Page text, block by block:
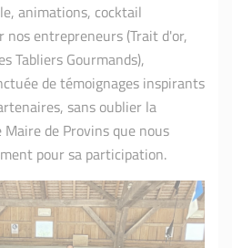
animations, cocktail
nos entrepreneurs (Trait d'or,
Tabliers Gourmands),
de témoignages inspirants
sans oublier la
de Provins que nous
pour sa participation.